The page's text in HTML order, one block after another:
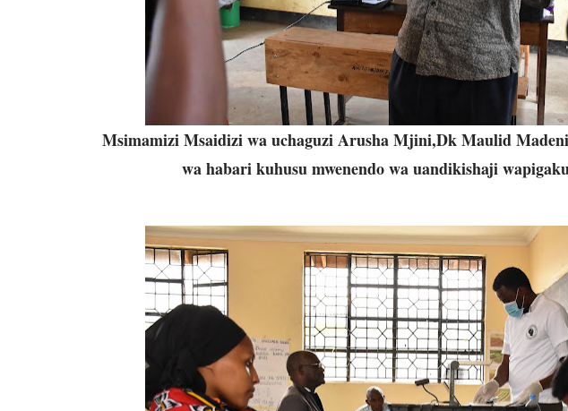
Msimamizi Msaidizi wa uchaguzi Arusha Mjini,Dk Maulid
wa habari kuhusu mwenendo wa uandikishaji